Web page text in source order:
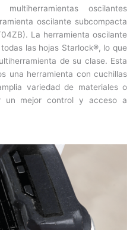
oscilantes
oscilante subcompacta
La herramienta oscilante
las hojas Starlock®, lo que
de su clase. Esta
una herramienta con cuchillas
variedad de materiales o
un mejor control y acceso a